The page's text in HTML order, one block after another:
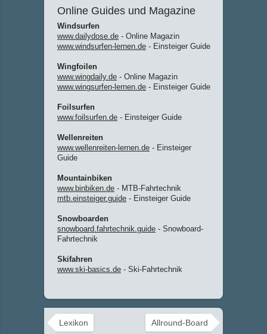
Online Guides und Magazine
Windsurfen
www.dailydose.de - Online Magazin
www.windsurfen-lernen.de - Einsteiger Guide
Wingfoilen
www.wingdaily.de - Online Magazin
www.wingsurfen-lernen.de - Einsteiger Guide
Foilsurfen
www.foilsurfen.de - Einsteiger Guide
Wellenreiten
www.wellenreiten-lernen.de - Einsteiger
Guide
Mountainbiken
www.binbiken.de - MTB-Fahrtechnik
mtb.einsteiger.guide - Einsteiger Guide
Snowboarden
snowboard.fahrtechnik.guide - Snowboard-
Fahrtechnik
Skifahren
www.ski-basics.de - Ski-Fahrtechnik
Lexikon Allround-Board